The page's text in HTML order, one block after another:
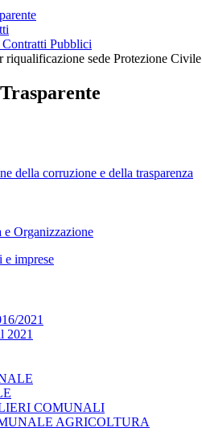
Pubblici
sede Protezione Civile
della corruzione e della trasparenza
Organizzazione
imprese
2021
2021
COMUNALI
AGRICOLTURA